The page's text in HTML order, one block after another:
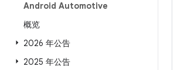
Android Automotive
概览
2026 年公告
2025 年公告